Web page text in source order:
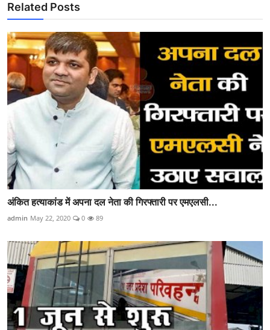
Related Posts
अंकित हत्याकांड में अपना दल नेता की गिरफ्तारी पर एमएलसी...
admin May 22, 2020 0 89